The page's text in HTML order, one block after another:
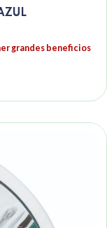
grandes beneficios